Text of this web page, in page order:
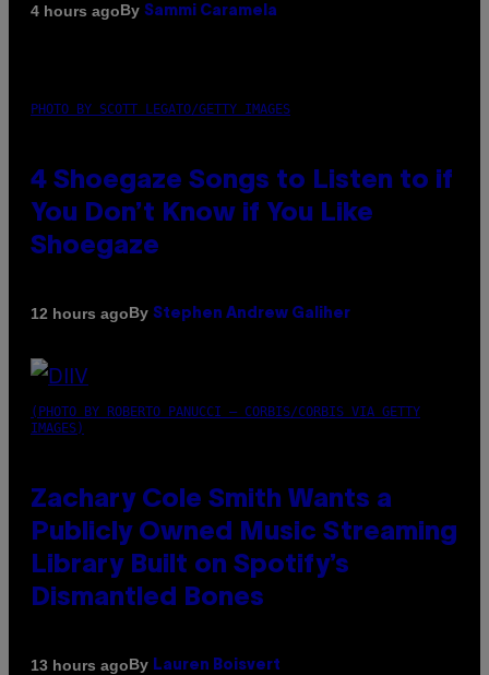
4 hours agoBy Sammi Caramela
PHOTO BY SCOTT LEGATO/GETTY IMAGES
4 Shoegaze Songs to Listen to if
You Don’t Know if You Like
Shoegaze
12 hours agoBy Stephen Andrew Galiher
(PHOTO BY ROBERTO PANUCCI – CORBIS/CORBIS VIA GETTY
IMAGES)
Zachary Cole Smith Wants a
Publicly Owned Music Streaming
Library Built on Spotify’s
Dismantled Bones
13 hours agoBy Lauren Boisvert